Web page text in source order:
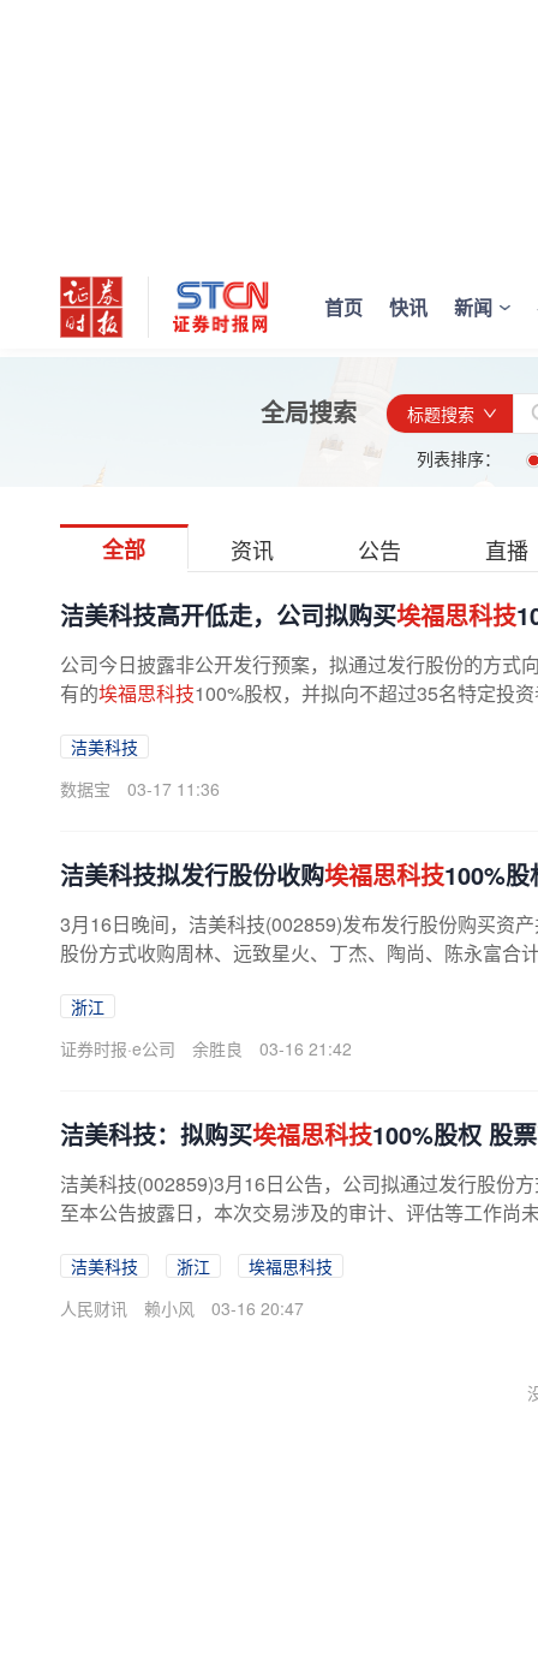
首页 快讯 新闻
全局搜索
标题搜索
列表排序：
全部 资讯 公告 直播
洁美科技高开低走，公司拟购买埃福思科技
公司今日披露非公开发行预案，拟通过发行股份的方式
有的埃福思科技100%股权，并拟向不超过35名特定投
洁美科技
数据宝
03-17 11:36
洁美科技拟发行股份收购埃福思科技100%股
3月16日晚间，洁美科技(002859)发布发行股份购买资
股份方式收购周林、远致星火、丁杰、陶尚、陈永富合
浙江
证券时报·e公司
余胜良 03-16 21:42
洁美科技：拟购买埃福思科技100%股权 股
洁美科技(002859)3月16日公告，公司拟通过发行股份
至本公告披露日，本次交易涉及的审计、评估等工作尚
洁美科技 浙江
埃福思科技
人民财讯
赖小风 03-16 20:47